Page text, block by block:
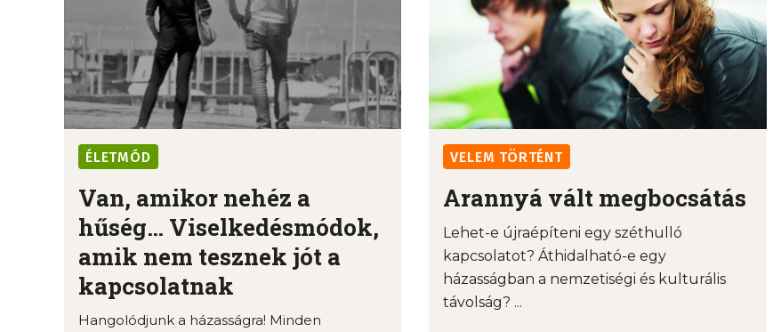
ÉLETMÓD
Van, amikor nehéz a
hűség… Viselkedésmódok,
amik nem tesznek jót a
kapcsolatnak
Hangolódjunk a házasságra! Minden
VELEM TÖRTÉNT
Arannyá vált megbocsátás
Lehet-e újraépíteni egy széthulló
kapcsolatot? Áthidalható-e egy
házasságban a nemzetiségi és kulturális
távolság? ...